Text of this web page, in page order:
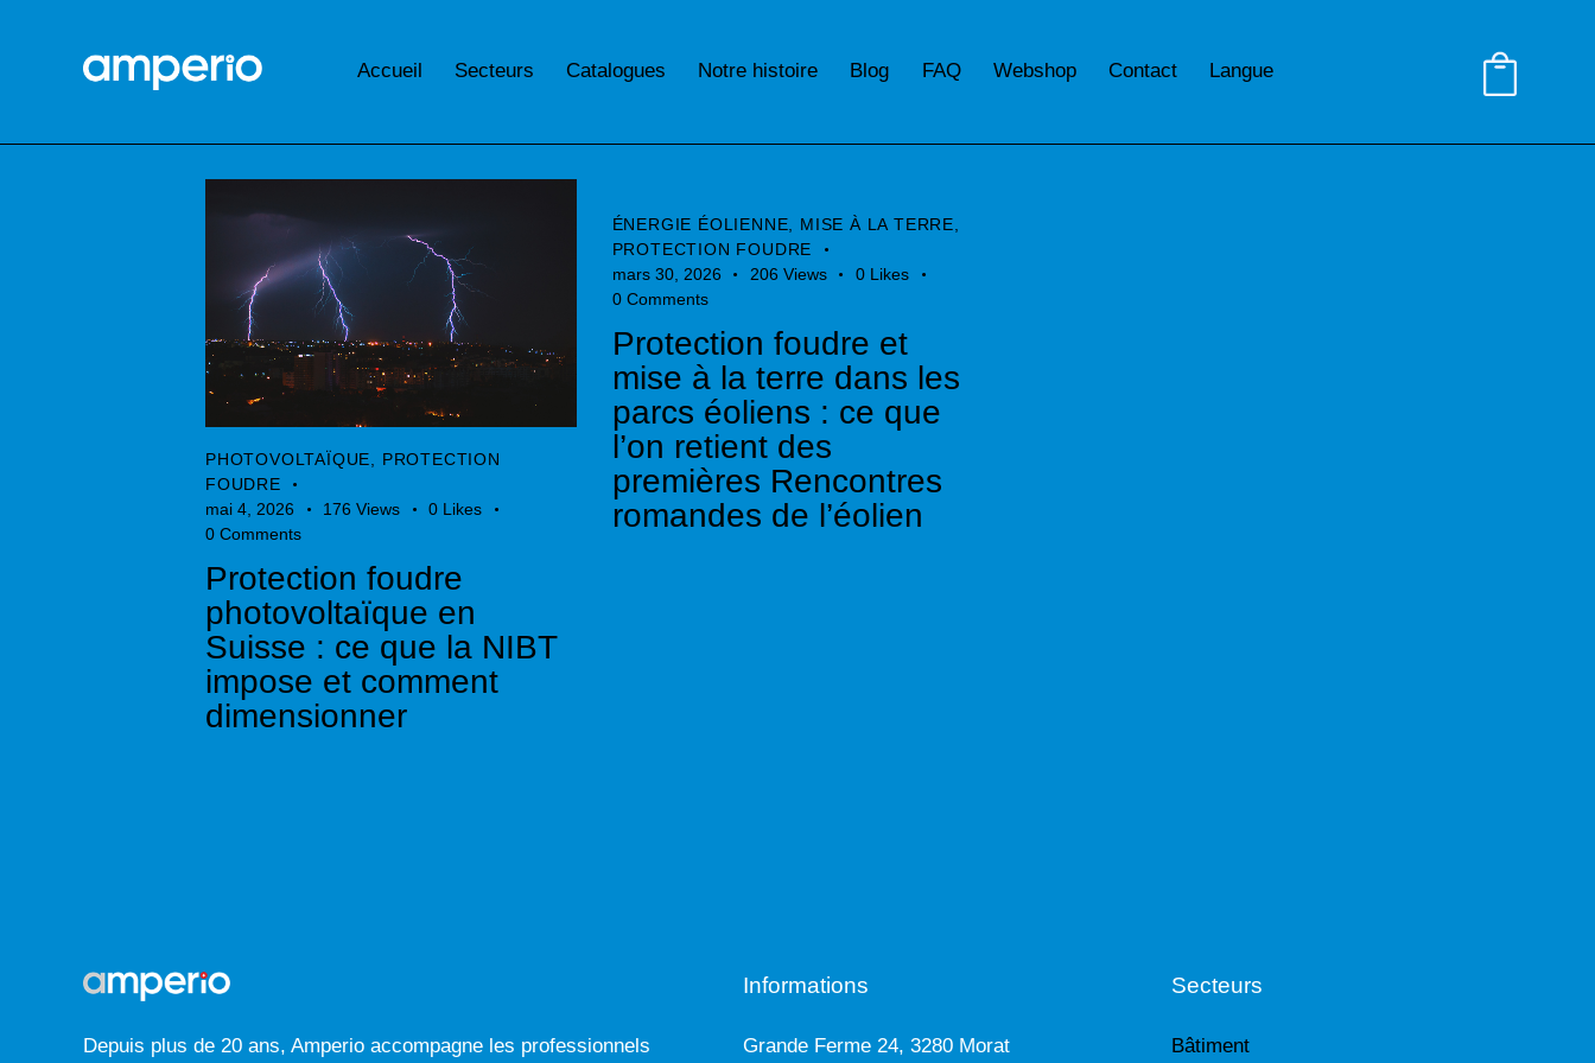
Accueil Secteurs Catalogues Notre histoire Blog FAQ Webshop Contact Langue
PHOTOVOLTAÏQUE
PROTECTION
FOUDRE
mai 4, 2026
176 Views 0 Likes
0 Comments
Protection foudre
photovoltaïque en
Suisse : ce que la NIBT
impose et comment
dimensionner
ÉNERGIE ÉOLIENNE MISE À LA TERRE
PROTECTION FOUDRE
mars 30, 2026
206 Views 0 Likes
0 Comments
Protection foudre et
mise à la terre dans les
parcs éoliens : ce que
l’on retient des
premières Rencontres
romandes de l’éolien
Depuis plus de 20 ans, Amperio accompagne les professionnels
Informations
Grande Ferme 24, 3280 Morat
Secteurs
Bâtiment